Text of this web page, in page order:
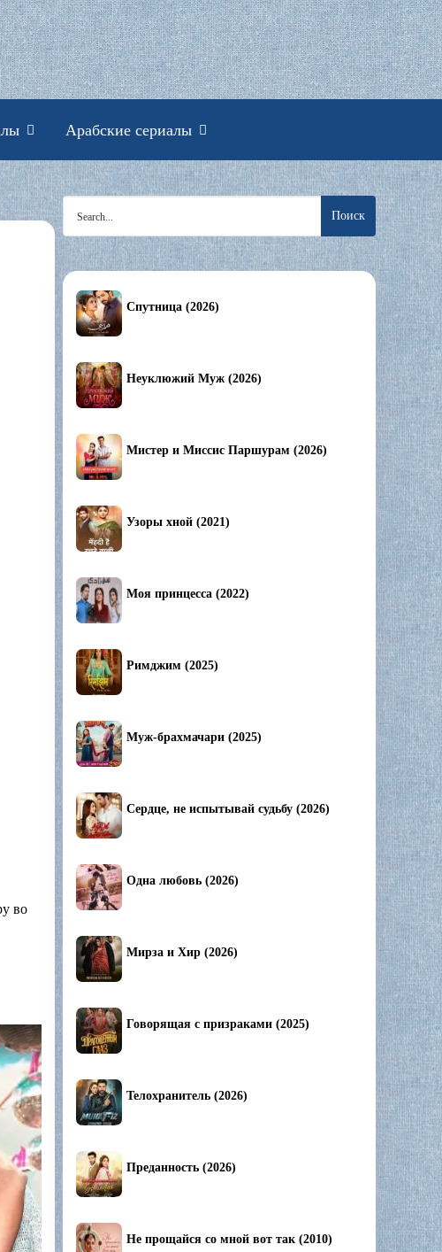
смотреть онлайн
Арабские сериалы
во
for:
Спутница (2026)
Неуклюжий Муж (2026)
Мистер и Миссис Паршурам (2026)
Узоры хной (2021)
Моя принцесса (2022)
Римджим (2025)
Муж-брахмачари (2025)
Сердце, не испытывай судьбу (2026)
Одна любовь (2026)
Мирза и Хир (2026)
Говорящая с призраками (2025)
Телохранитель (2026)
Преданность (2026)
Не прощайся со мной вот так (2010)